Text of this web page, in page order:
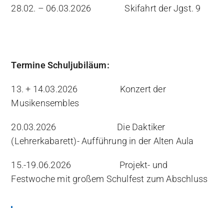
28.02. – 06.03.2026 Skifahrt der Jgst. 9
Termine Schuljubiläum:
13. + 14.03.2026 Konzert der
Musikensembles
20.03.2026 Die Daktiker
(Lehrerkabarett)- Aufführung in der Alten Aula
15.-19.06.2026 Projekt- und
Festwoche mit großem Schulfest zum Abschluss